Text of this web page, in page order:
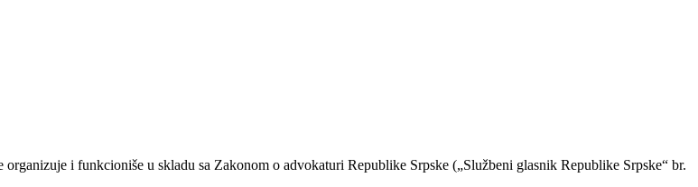
i funkcioniše u skladu sa Zakonom o advokaturi Republike Srpske („Službeni glasnik Republike Srpske“ br.